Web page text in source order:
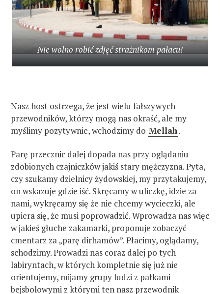
Nie wolno robić zdjęć strażnikom pałacu!
Nasz host ostrzega, że jest wielu fałszywych
przewodników, którzy mogą nas okraść, ale my
myślimy pozytywnie, wchodzimy do Mellah.
Parę przecznic dalej dopada nas przy oglądaniu
zdobionych czajniczków jakiś stary mężczyzna. Pyta,
czy szukamy dzielnicy żydowskiej, my przytakujemy,
on wskazuje gdzie iść. Skręcamy w uliczkę, idzie za
nami, wykręcamy się że nie chcemy wycieczki, ale
upiera się, że musi poprowadzić. Wprowadza nas więc
w jakieś głuche zakamarki, proponuje zobaczyć
cmentarz za „parę dirhamów”. Płacimy, oglądamy,
schodzimy. Prowadzi nas coraz dalej po tych
labiryntach, w których kompletnie się już nie
orientujemy, mijamy grupy ludzi z pałkami
bejsbolowymi z którymi ten nasz przewodnik